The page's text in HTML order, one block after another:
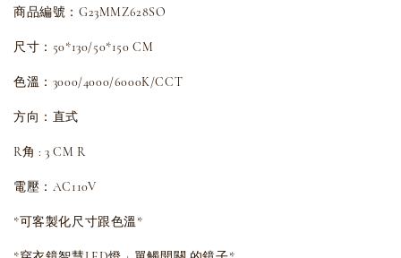
商品編號：G23MMZ628SO
尺寸：50*130/50*150 CM
色溫：3000/4000/6000K/CCT
方向：直式
R角 : 3 CM R
電壓：AC110V
*可客製化尺寸跟色溫*